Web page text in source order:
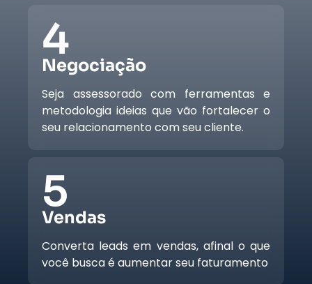
4
Negociação
Seja assessorado com ferramentas e
metodologia ideias que vão fortalecer o
seu relacionamento com seu cliente.
5
Vendas
Converta leads em vendas, afinal o que
você busca é aumentar seu faturamento